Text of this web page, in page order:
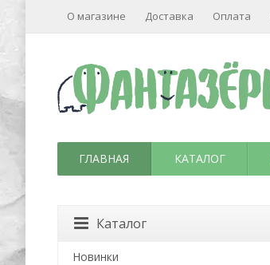
О магазине Доставка Оплата
ГЛАВНАЯ КАТАЛОГ
Каталог
Новинки